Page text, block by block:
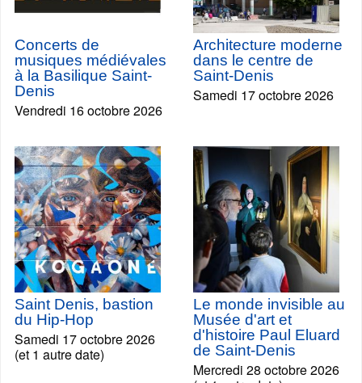
Concerts de
musiques médiévales
à la Basilique Saint-
Denis
Vendredi 16 octobre 2026
Architecture moderne
dans le centre de
Saint-Denis
Samedi 17 octobre 2026
Saint Denis, bastion
du Hip-Hop
Samedi 17 octobre 2026
(et 1 autre date)
Le monde invisible au
Musée d'art et
d'histoire Paul Eluard
de Saint-Denis
Mercredi 28 octobre 2026